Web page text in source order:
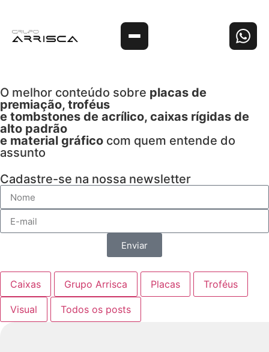
O melhor conteúdo sobre placas de
premiação, troféus
e tombstones de acrílico, caixas rígidas de
alto padrão
e material gráfico com quem entende do
assunto
Cadastre-se na nossa newsletter
Enviar
Caixas Grupo Arrisca Placas Troféus
Visual Todos os posts